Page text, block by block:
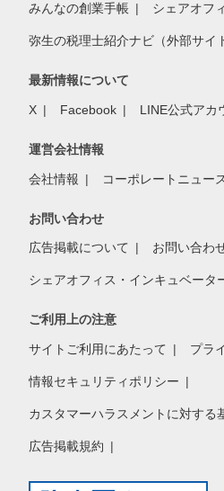
みんなの創業手帳 シェアオフ
弥生の税理士紹介ナビ（外部サイ
最新情報について
X Facebook LINE公式アカ
運営会社情報
会社情報 コーポレートニュー
お問い合わせ
広告掲載について お問い合わ
シェアオフィス・インキュベータ
ご利用上の注意
サイトご利用にあたって プラ
情報セキュリティポリシー
カスタマーハラスメントに対する
広告掲載規約